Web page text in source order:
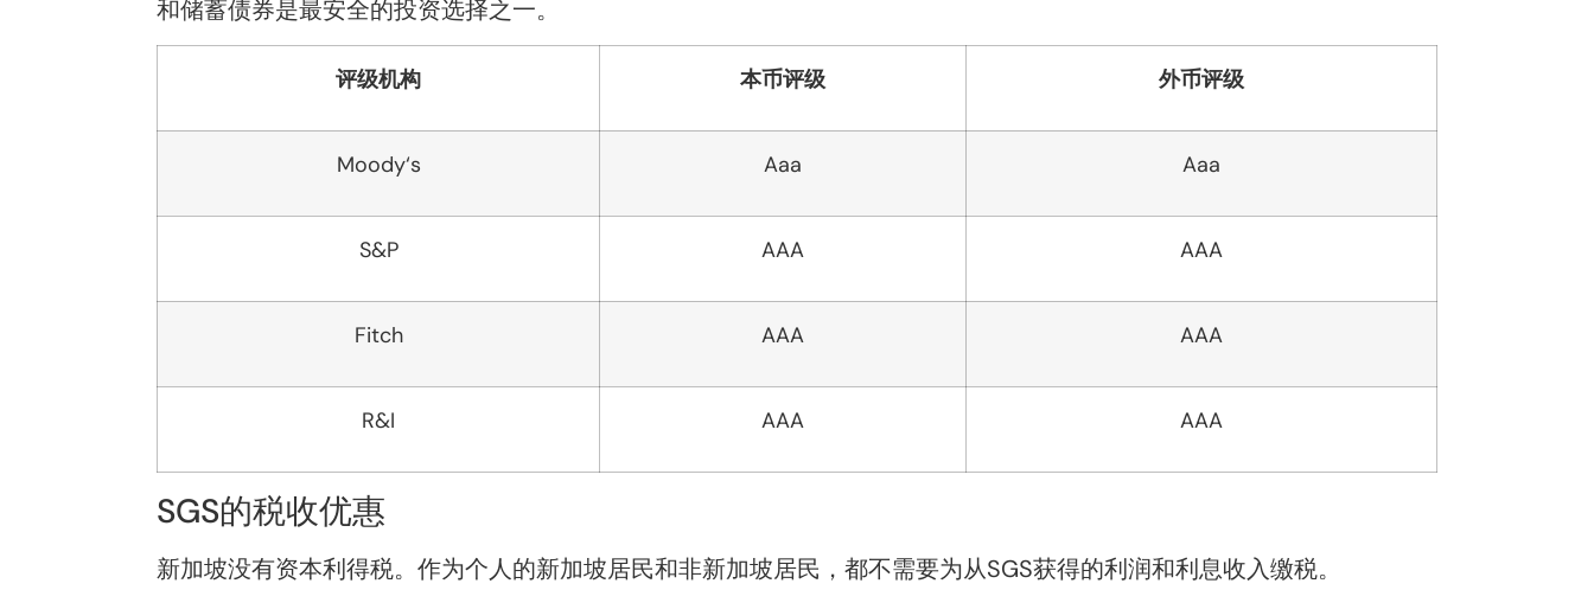
和储蓄债券是最安全的投资选择之一。
评级机构 本币评级 外币评级
Moody‘s Aaa Aaa
S&P AAA AAA
Fitch AAA AAA
R&I AAA AAA
SGS的税收优惠
新加坡没有资本利得税。作为个人的新加坡居民和非新加坡居民，都不需要为从SGS获得的利润和利息收入缴税。